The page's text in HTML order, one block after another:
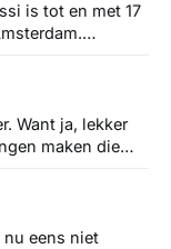
is tot en met 17
heeft
Want ja, lekker
maken die
eens niet